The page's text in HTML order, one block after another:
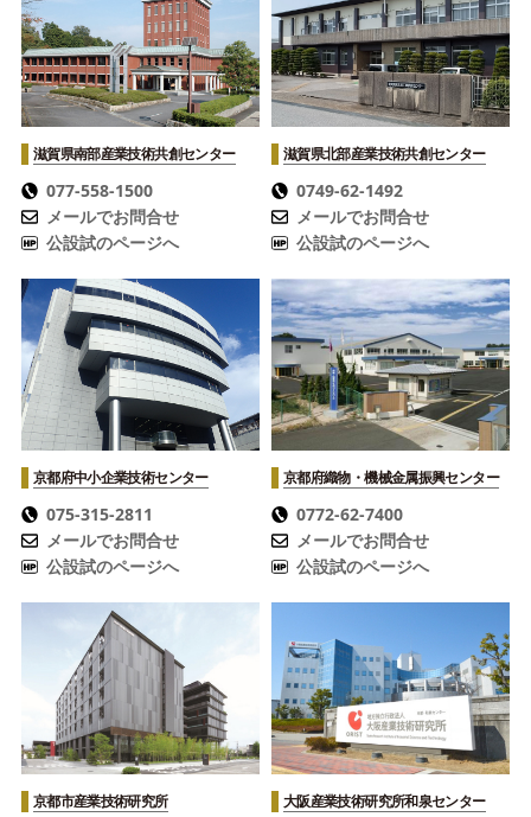
滋賀県南部産業技術共創センター
077-558-1500
メールでお問合せ
公設試のページへ
滋賀県北部産業技術共創センター
0749-62-1492
メールでお問合せ
公設試のページへ
京都府中小企業技術センター
075-315-2811
メールでお問合せ
公設試のページへ
京都府織物・機械金属振興センター
0772-62-7400
メールでお問合せ
公設試のページへ
京都市産業技術研究所 大阪産業技術研究所和泉センター